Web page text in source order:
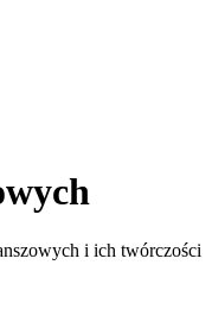
i ich twórczości